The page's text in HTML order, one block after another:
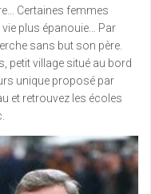
Certaines femmes
plus épanouie… Par
sans but son père.
petit village situé au bord
unique proposé par
et retrouvez les écoles